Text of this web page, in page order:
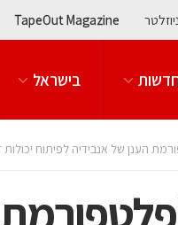
TapeOut Magazine
בישראל
הענן של אנבידיה לפיתוח יכולות